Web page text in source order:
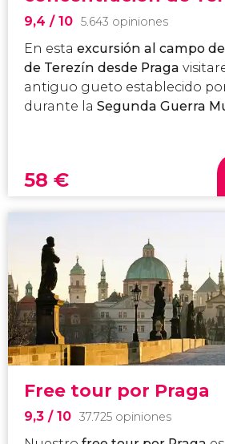
9,4 / 10 5.643 opiniones
En esta excursión al campo
de Terezín desde Praga
antiguo gueto establecido
durante la Segunda Guerra
58 €
Free tour por Praga
9,3 / 10 37.725 opiniones